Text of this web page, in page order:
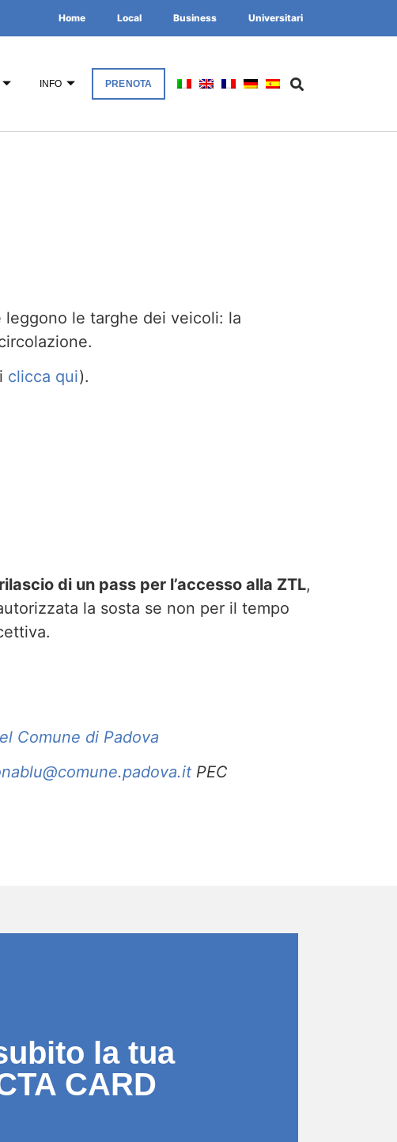
Home Local Business Universitari
INFO PRENOTA
leggono le targhe dei veicoli: la
clicca qui).
rilascio di un pass per l’accesso alla ZTL,
la sosta se non per il tempo
Comune di Padova
PEC
la tua
CARD